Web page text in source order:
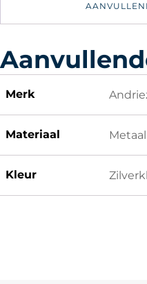
Merk
Materiaal Metaal
Kleur